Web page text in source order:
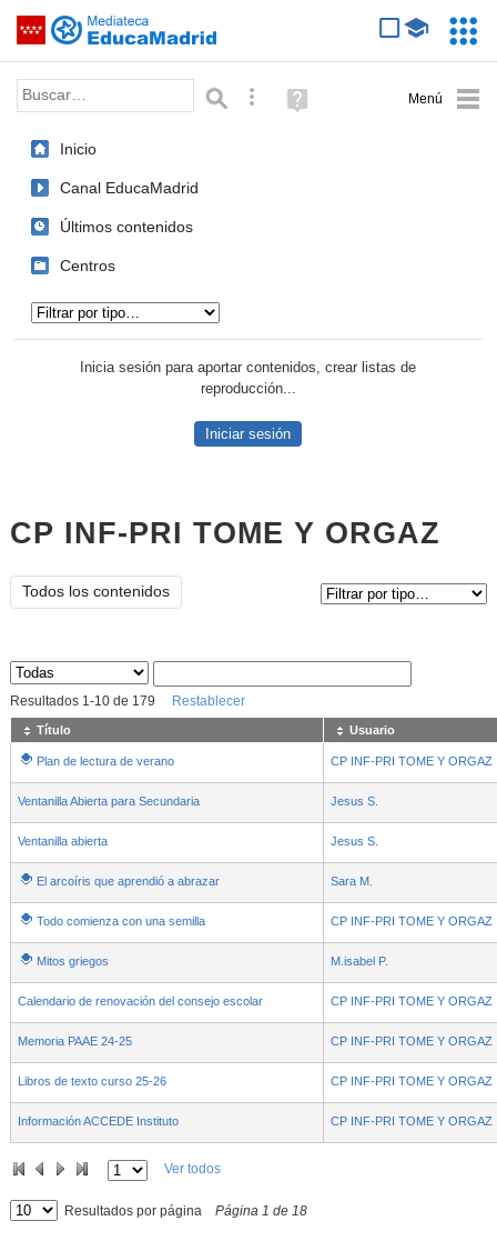
Saltar navegación
Palabra o frase: Búsqueda avanzada
Ayuda
(en
Inicio
Canal EducaMadrid
Últimos contenidos
Centros
Inicia sesión para aportar contenidos, crear listas de
reproducción...
Iniciar sesión
CP INF-PRI TOME Y ORGAZ
Todos los contenidos
Sus archivos
Resultados 1 -10de 179 Restablecer
Título Usuario
Plan de lectura de verano CP INF-PRI TOME Y ORGAZ
Ventanilla Abierta para Secundaria Jesus S.
Ventanilla abierta Jesus S.
El arcoíris que aprendió a abrazar Sara M.
Todo comienza con una semilla CP INF-PRI TOME Y ORGAZ
Mitos griegos M.isabel P.
Calendario de renovación del consejo escolar CP INF-PRI TOME Y ORGAZ
Memoria PAAE 24-25 CP INF-PRI TOME Y ORGAZ
Libros de texto curso 25-26 CP INF-PRI TOME Y ORGAZ
Información ACCEDE Instituto CP INF-PRI TOME Y ORGAZ
Ver todos
Resultados por página Página 1 de 18